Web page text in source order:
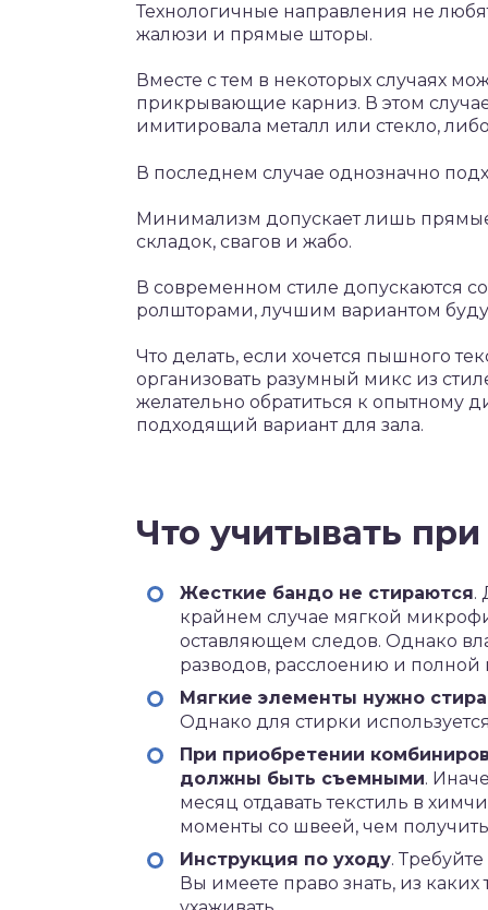
Технологичные направления не
жалюзи и прямые шторы.
Вместе с тем в некоторых случаях
прикрывающие карниз. В этом
имитировала металл или стекло,
В последнем случае однозначно
Минимализм допускает лишь
складок, свагов и жабо.
В современном стиле допускаются
ролшторами, лучшим вариантом
Что делать, если хочется пышного
организовать разумный микс из
желательно обратиться к опытному
подходящий вариант для зала.
Что учитывать
Жесткие бандо не стираются.
крайнем случае мягкой
оставляющем следов. Однако
разводов, расслоению и полной
Мягкие элементы нужно
Однако для стирки
При приобретении
должны быть съемными.
месяц отдавать текстиль в
моменты со швеей, чем
Инструкция по уходу.
Вы имеете право знать, из